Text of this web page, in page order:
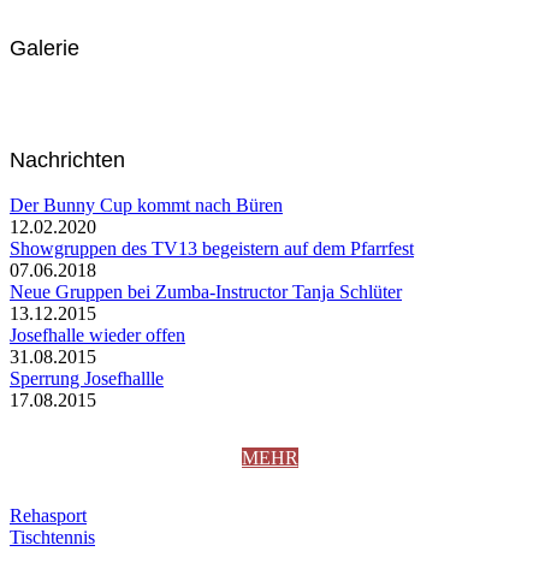
Galerie
Nachrichten
Der Bunny Cup kommt nach Büren
12.02.2020
Showgruppen des TV13 begeistern auf dem Pfarrfest
07.06.2018
Neue Gruppen bei Zumba-Instructor Tanja Schlüter
13.12.2015
Josefhalle wieder offen
31.08.2015
Sperrung Josefhallle
17.08.2015
MEHR
Rehasport
Tischtennis